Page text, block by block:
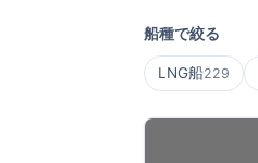
船種で絞る
LNG船229